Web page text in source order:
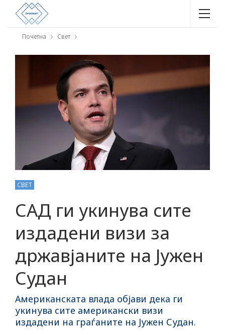
Почетна Свет
СВЕТ
САД ги укинува сите
издадени визи за
државјаните на Јужен
Судан
Американската влада објави дека ги
укинува сите американски визи
издадени на граѓаните на Јужен Судан.